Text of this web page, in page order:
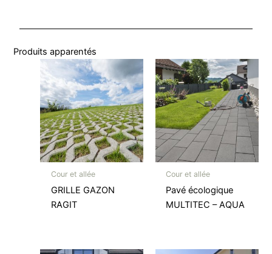
Produits apparentés
Cour et allée
GRILLE GAZON
RAGIT
Cour et allée
Pavé écologique
MULTITEC – AQUA